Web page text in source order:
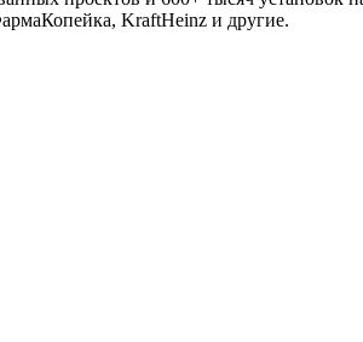
KraftHeinz и другие.